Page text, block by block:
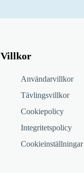
Villkor
Användarvillkor
Tävlingsvillkor
Cookiepolicy
Integritetspolicy
Cookieinställningar